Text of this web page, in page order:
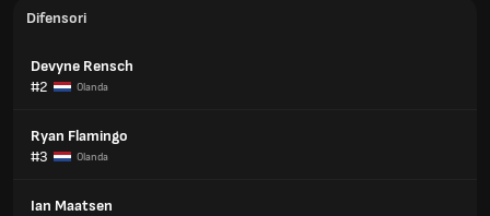
Difensori
Devyne Rensch
#2
Olanda
Ryan Flamingo
#3
Olanda
Ian Maatsen